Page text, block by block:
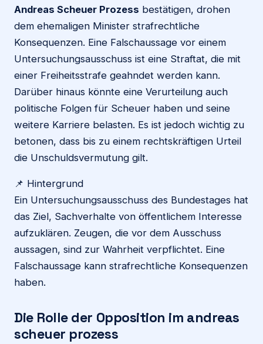
Andreas Scheuer Prozess bestätigen, drohen
dem ehemaligen Minister strafrechtliche
Konsequenzen. Eine Falschaussage vor einem
Untersuchungsausschuss ist eine Straftat, die mit
einer Freiheitsstrafe geahndet werden kann.
Darüber hinaus könnte eine Verurteilung auch
politische Folgen für Scheuer haben und seine
weitere Karriere belasten. Es ist jedoch wichtig zu
betonen, dass bis zu einem rechtskräftigen Urteil
die Unschuldsvermutung gilt.
📌 Hintergrund
Ein Untersuchungsausschuss des Bundestages hat
das Ziel, Sachverhalte von öffentlichem Interesse
aufzuklären. Zeugen, die vor dem Ausschuss
aussagen, sind zur Wahrheit verpflichtet. Eine
Falschaussage kann strafrechtliche Konsequenzen
haben.
Die Rolle der Opposition im andreas
scheuer prozess